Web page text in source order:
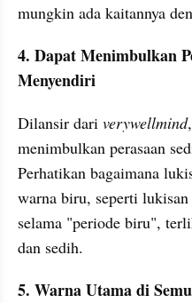
mungkin ada kaitannya
4. Dapat Menimbulkan
Menyendiri
Dilansir dari verywellmind
menimbulkan perasaan
Perhatikan bagaimana
warna biru, seperti
selama "periode biru",
dan sedih.
5. Warna Utama di